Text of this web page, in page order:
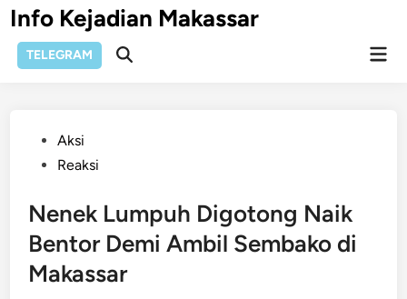
Skip
to
content
Info Kejadian Makassar
TELEGRAM
Open
PostedAksi
Reaksi
Nenek Lumpuh Digotong Naik
Bentor Demi Ambil Sembako di
Makassar